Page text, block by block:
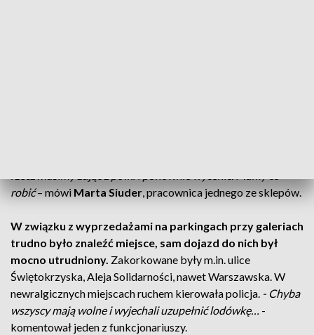
robić– mówiMarta Siuder, pracownica jednego ze sklepów.
W związku z wyprzedażami na parkingach przy galeriach
trudno było znaleźć miejsce, sam dojazd do nich był
mocno utrudniony. Zakorkowane były m.in. ulice
Świętokrzyska, Aleja Solidarności, nawet Warszawska. W
newralgicznych miejscach ruchem kierowała policja. - Chyba
wszyscy mają wolne i wyjechali uzupełnić lodówkę… -
komentował jeden z funkcjonariuszy.